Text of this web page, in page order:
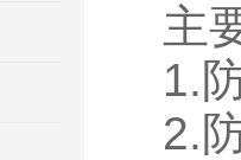
主
1.
2.